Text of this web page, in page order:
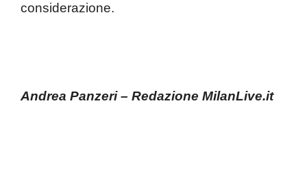
considerazione.
Andrea Panzeri – Redazione MilanLive.it